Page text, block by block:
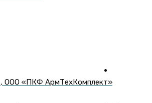
, ООО «ПКФ АрмТехКомплект»